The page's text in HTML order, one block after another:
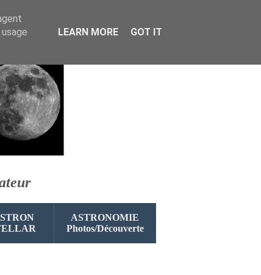
ASTRONOMIE
Photos/Découverte
LEARN MORE GOT IT